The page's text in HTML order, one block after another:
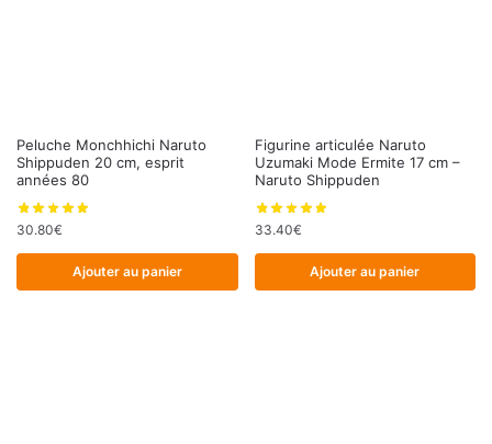
Peluche Monchhichi Naruto
Shippuden 20 cm, esprit
années 80
30.80€
Ajouter au panier
Figurine articulée Naruto
Uzumaki Mode Ermite 17 cm –
Naruto Shippuden
33.40€
Ajouter au panier